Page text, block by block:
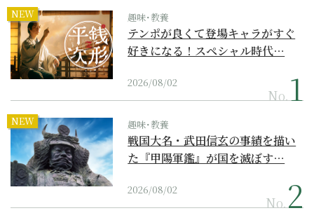
NEW 趣味･教養
テンポが良くて登場キャラがすぐ
好きになる！スペシャル時代…
2026/08/02
No.
NEW 趣味･教養
戦国大名・武田信玄の事績を描い
た『甲陽軍鑑』が国を滅ぼす…
2026/08/02
No.